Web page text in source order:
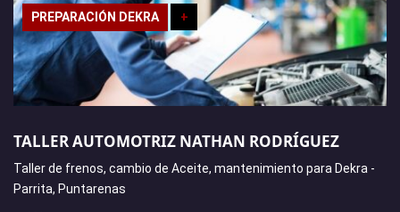
PREPARACIÓN DEKRA +
TALLER AUTOMOTRIZ NATHAN RODRÍGUEZ
Taller de frenos, cambio de Aceite, mantenimiento para Dekra -
Parrita, Puntarenas